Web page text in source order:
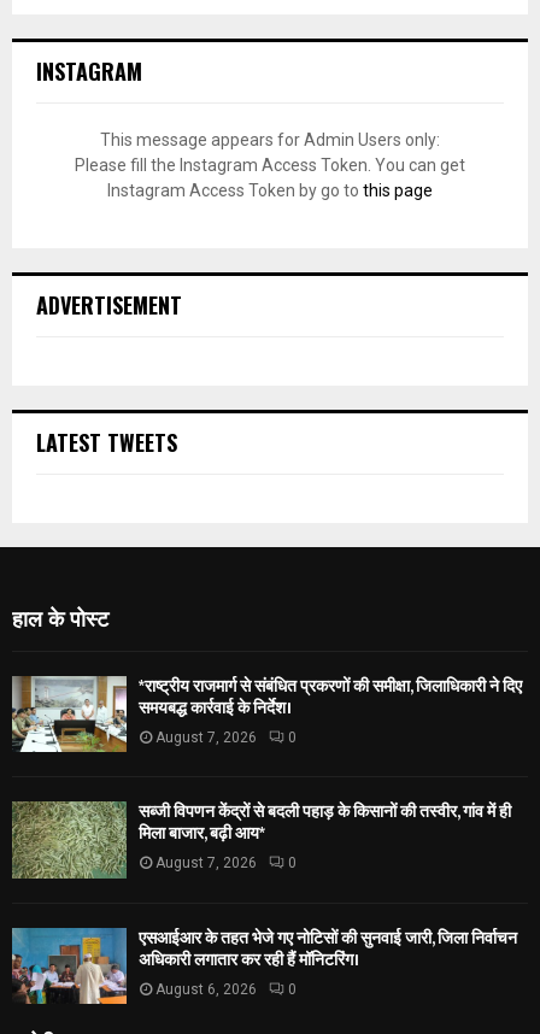
INSTAGRAM
This message appears for Admin Users only:
Please fill the Instagram Access Token. You can get
Instagram Access Token by go to this page
ADVERTISEMENT
LATEST TWEETS
हाल के पोस्ट
*राष्ट्रीय राजमार्ग से संबंधित प्रकरणों की समीक्षा, जिलाधिकारी ने दिए
समयबद्ध कार्रवाई के निर्देश।
August 7, 2026 0
सब्जी विपणन केंद्रों से बदली पहाड़ के किसानों की तस्वीर, गांव में ही
मिला बाजार, बढ़ी आय*
August 7, 2026 0
एसआईआर के तहत भेजे गए नोटिसों की सुनवाई जारी, जिला निर्वाचन
अधिकारी लगातार कर रही हैं मॉनिटरिंग।
August 6, 2026 0